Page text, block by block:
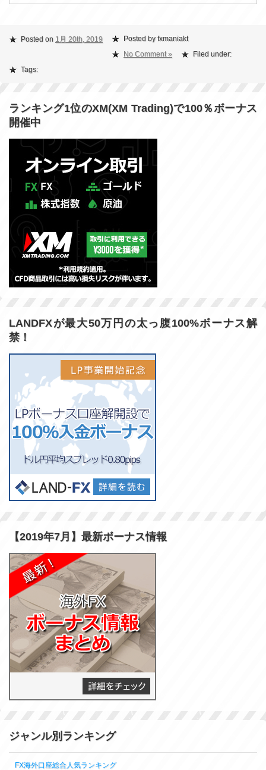
Posted on 1月 20th, 2019
Posted by fxmaniakt
No Comment »
Filed under:
Tags:
ランキング1位のXM(XM Trading)で100％ボーナス
開催中
LANDFXが最大50万円の太っ腹100%ボーナス解
禁！
【2019年7月】最新ボーナス情報
ジャンル別ランキング
FX海外口座総合人気ランキング